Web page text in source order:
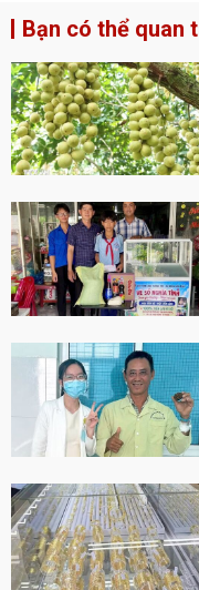
Bạn có thể quan